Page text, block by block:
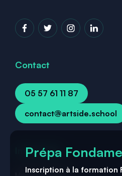
Prépa
Inscription à la formation
Contact
05 57 61 11 87
contact@artside.school
Infos utiles